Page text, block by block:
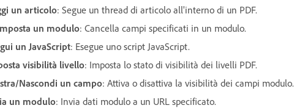
un articolo: Segue un thread di articolo all'interno di un PDF.
un modulo: Cancella campi specificati in un modulo.
un JavaScript: Esegue uno script JavaScript.
visibilità livello: Imposta lo stato di visibilità dei livelli PDF.
Nascondi un campo: Attiva o disattiva la visibilità dei campi modulo.
un modulo: Invia dati modulo a un URL specificato.